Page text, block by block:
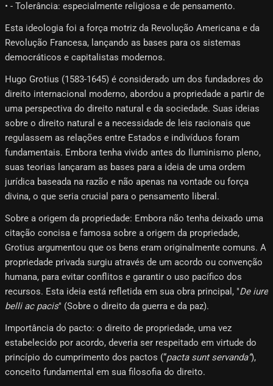
• - Tolerância: especialmente religiosa e de pensamento.
Esta ideologia foi a força motriz da Revolução Americana e da
Revolução Francesa, lançando as bases para os sistemas
democráticos e capitalistas modernos.
Hugo Grotius (1583-1645) é considerado um dos fundadores do
direito internacional moderno, abordou a propriedade a partir de
uma perspectiva do direito natural e da sociedade. Suas ideias
sobre o direito natural e a necessidade de leis racionais que
regulassem as relações entre Estados e indivíduos foram
fundamentais. Embora tenha vivido antes do Iluminismo pleno,
suas teorias lançaram as bases para a ideia de uma ordem
jurídica baseada na razão e não apenas na vontade ou força
divina, o que seria crucial para o pensamento liberal.
Sobre a origem da propriedade: Embora não tenha deixado uma
citação concisa e famosa sobre a origem da propriedade,
Grotius argumentou que os bens eram originalmente comuns. A
propriedade privada surgiu através de um acordo ou convenção
humana, para evitar conflitos e garantir o uso pacífico dos
recursos. Esta ideia está refletida em sua obra principal, "De iure
belli ac pacis" (Sobre o direito da guerra e da paz).
Importância do pacto: o direito de propriedade, uma vez
estabelecido por acordo, deveria ser respeitado em virtude do
princípio do cumprimento dos pactos (“pacta sunt servanda”),
conceito fundamental em sua filosofia do direito.